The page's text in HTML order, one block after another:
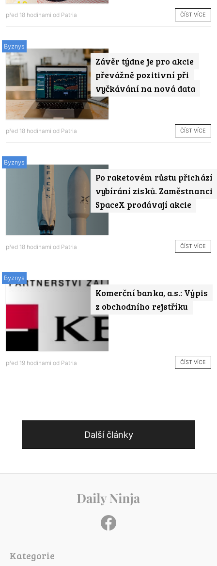
před 18 hodinami od Patria ČÍST VÍCE
Závěr týdne je pro akcie
převážně pozitivní při
vyčkávání na nová data
Byznys
před 18 hodinami od Patria ČÍST VÍCE
Po raketovém růstu přichází
vybírání zisků. Zaměstnanci
SpaceX prodávají akcie
Byznys
před 18 hodinami od Patria ČÍST VÍCE
Komerční banka, a.s.: Výpis
z obchodního rejstříku
Byznys
před 19 hodinami od Patria ČÍST VÍCE
Další články
Kategorie